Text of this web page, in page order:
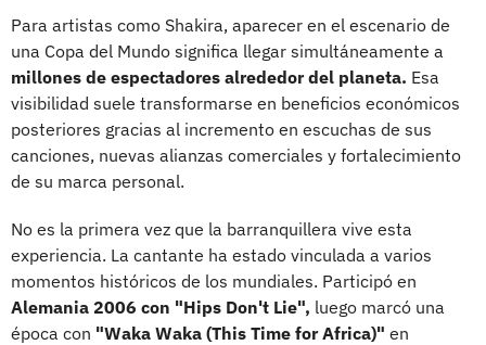
Para artistas como Shakira, aparecer en el escenario de
una Copa del Mundo significa llegar simultáneamente a
millones de espectadores alrededor del planeta. Esa
visibilidad suele transformarse en beneficios económicos
posteriores gracias al incremento en escuchas de sus
canciones, nuevas alianzas comerciales y fortalecimiento
de su marca personal.
No es la primera vez que la barranquillera vive esta
experiencia. La cantante ha estado vinculada a varios
momentos históricos de los mundiales. Participó en
Alemania 2006 con "Hips Don't Lie", luego marcó una
época con "Waka Waka (This Time for Africa)" en